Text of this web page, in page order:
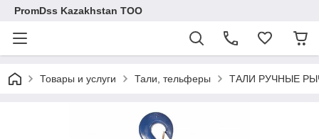
PromDss Kazakhstan TOO
Товары и услуги Тали, тельферы ТАЛИ РУЧНЫЕ